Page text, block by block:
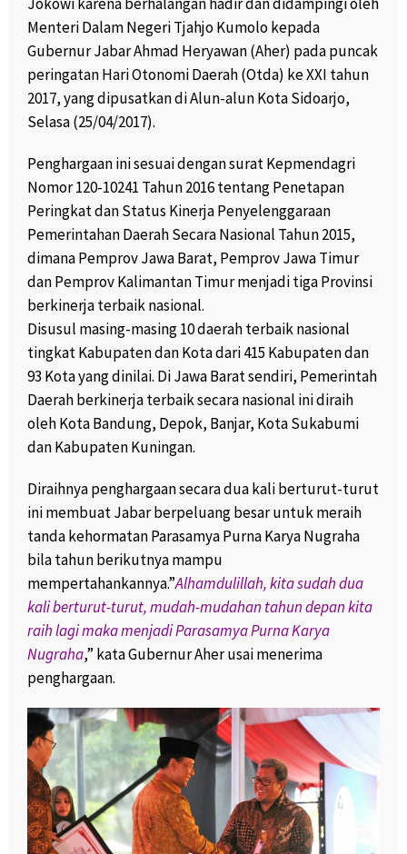
Jokowi karena berhalangan hadir dan didampingi oleh
Menteri Dalam Negeri Tjahjo Kumolo kepada
Gubernur Jabar Ahmad Heryawan (Aher) pada puncak
peringatan Hari Otonomi Daerah (Otda) ke XXI tahun
2017, yang dipusatkan di Alun-alun Kota Sidoarjo,
Selasa (25/04/2017).
Penghargaan ini sesuai dengan surat Kepmendagri
Nomor 120-10241 Tahun 2016 tentang Penetapan
Peringkat dan Status Kinerja Penyelenggaraan
Pemerintahan Daerah Secara Nasional Tahun 2015,
dimana Pemprov Jawa Barat, Pemprov Jawa Timur
dan Pemprov Kalimantan Timur menjadi tiga Provinsi
berkinerja terbaik nasional.
Disusul masing-masing 10 daerah terbaik nasional
tingkat Kabupaten dan Kota dari 415 Kabupaten dan
93 Kota yang dinilai. Di Jawa Barat sendiri, Pemerintah
Daerah berkinerja terbaik secara nasional ini diraih
oleh Kota Bandung, Depok, Banjar, Kota Sukabumi
dan Kabupaten Kuningan.
Diraihnya penghargaan secara dua kali berturut-turut
ini membuat Jabar berpeluang besar untuk meraih
tanda kehormatan Parasamya Purna Karya Nugraha
bila tahun berikutnya mampu
mempertahankannya.”Alhamdulillah, kita sudah dua
kali berturut-turut, mudah-mudahan tahun depan kita
raih lagi maka menjadi Parasamya Purna Karya
Nugraha,” kata Gubernur Aher usai menerima
penghargaan.